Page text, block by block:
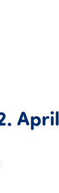
April